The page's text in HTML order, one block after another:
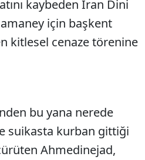
kaybeden İran Dini
için başkent
kitlesel cenaze törenine
bu yana nerede
suikasta kurban gittiği
Ahmedinejad,